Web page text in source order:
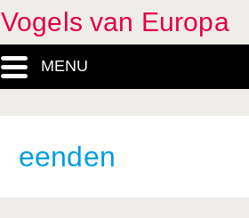
Vogels van Europa
MENU
eenden